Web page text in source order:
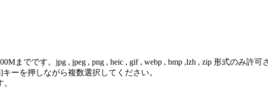
までです。jpg , jpeg , png , heic , gif , webp , bmp ,lzh , zip 形式のみ許可
ーを押しながら複数選択してください。